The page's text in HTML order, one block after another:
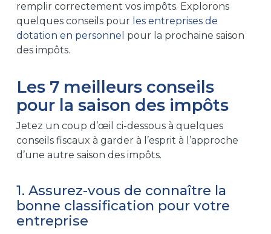
remplir correctement vos impôts. Explorons
quelques conseils pour les entreprises de
dotation en personnel pour la prochaine saison
des impôts.
Les 7 meilleurs conseils
pour la saison des impôts
Jetez un coup d’œil ci-dessous à quelques
conseils fiscaux à garder à l’esprit à l’approche
d’une autre saison des impôts.
1. Assurez-vous de connaître la
bonne classification pour votre
entreprise